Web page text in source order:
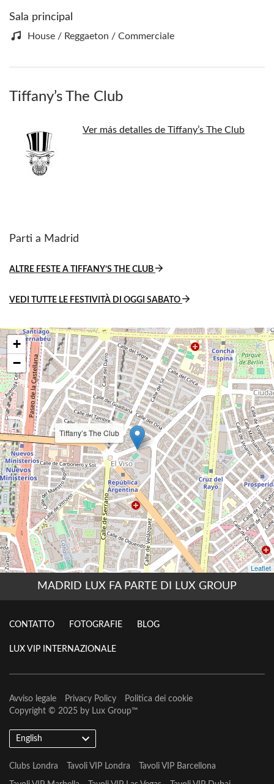
Sala principal
House / Reggaeton / Commerciale
Tiffany’s The Club
Ver más detalles de Tiffany’s The Club
Parti a Madrid
ALTRE FESTE A TIFFANY’S THE CLUB
VEDI TUTTE LE FESTIVITÀ DI OGGI SABATO
MADRID LUX FA PARTE DI LUX GROUP
CONTATTO FOTOGRAFIE BLOG
LUX VIP INTERNAZIONALE
Avviso legale Privacy Policy
Politica dei cookie
Copyright © 2025 by Lux Group™
English
Clubs Londra Tavoli VIP Londra Tavoli VIP Barcellona